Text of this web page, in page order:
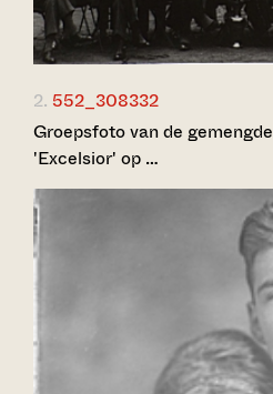
2. 552_308332
Groepsfoto van de
'Excelsior' op …